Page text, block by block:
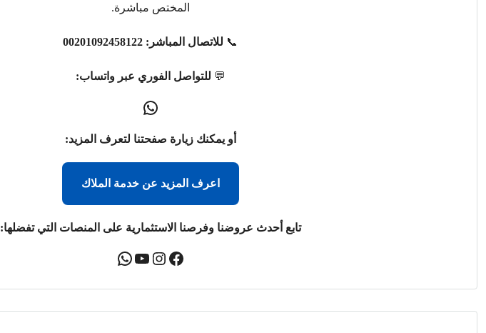
المختص مباشرة.
📞 للاتصال المباشر: 00201092458122
💬 للتواصل الفوري عبر واتساب:
أو يمكنك زيارة صفحتنا لتعرف المزيد:
اعرف المزيد عن خدمة الملاك
تابع أحدث عروضنا وفرصنا الاستثمارية على المنصات التي تفضلها: